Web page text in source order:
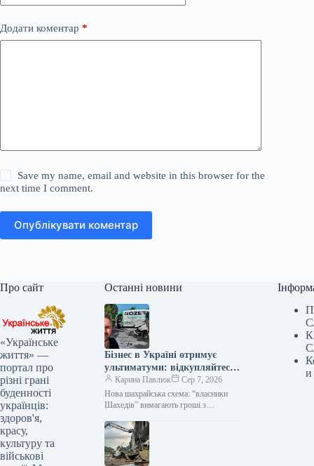
Додати коментар *
Save my name, email and website in this browser for the
next time I comment.
Опублікувати коментар
Про сайт
«Українське
життя» —
портал про
різні грані
буденності
українців:
здоров'я,
красу,
культуру та
військові
Останні новини
Бізнес в Україні отримує
ультиматуми: відкупляйтеся
від атак або втратите все
Карина Павлюк
Сер 7, 2026
Нова шахрайська схема: “власники
Шахедів” вимагають гроші з
підприємці стали об’єктами нової
схеми вимагання. Анонімні звернення,
що…
и